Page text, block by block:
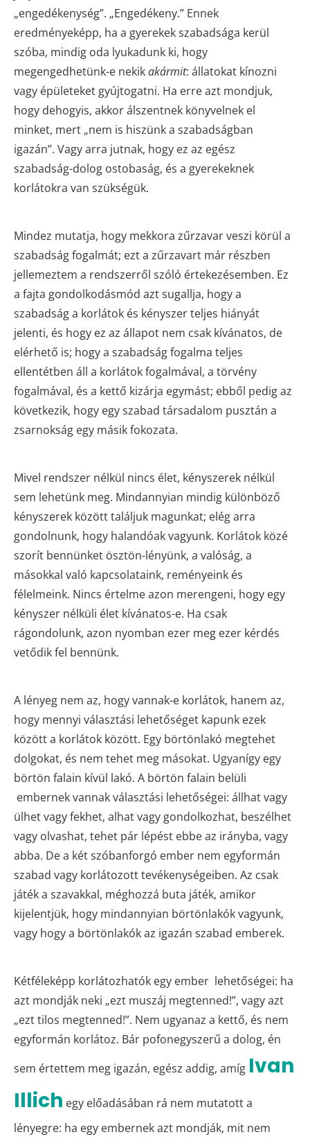
„engedékenység”. „Engedékeny.” Ennek
eredményeképp, ha a gyerekek szabadsága kerül
szóba, mindig oda lyukadunk ki, hogy
megengedhetünk-e nekikakármit: állatokat kínozni
vagy épületeket gyújtogatni. Ha erre azt mondjuk,
hogy dehogyis, akkor álszentnek könyvelnek el
minket, mert „nem is hiszünk a szabadságban
igazán”. Vagy arra jutnak, hogy ez az egész
szabadság-dolog ostobaság, és a gyerekeknek
korlátokra van szükségük.
Mindez mutatja, hogy mekkora zűrzavar veszi körül a
szabadság fogalmát; ezt a zűrzavart már részben
jellemeztem a rendszerről szóló értekezésemben. Ez
a fajta gondolkodásmód azt sugallja, hogy a
szabadság a korlátok és kényszer teljes hiányát
jelenti, és hogy ez az állapot nem csak kívánatos, de
elérhető is; hogy a szabadság fogalma teljes
ellentétben áll a korlátok fogalmával, a törvény
fogalmával, és a kettő kizárja egymást; ebből pedig az
következik, hogy egy szabad társadalom pusztán a
zsarnokság egy másik fokozata.
Mivel rendszer nélkül nincs élet, kényszerek nélkül
sem lehetünk meg. Mindannyian mindig különböző
kényszerek között találjuk magunkat; elég arra
gondolnunk, hogy halandóak vagyunk. Korlátok közé
szorít bennünket ösztön-lényünk, a valóság, a
másokkal való kapcsolataink, reményeink és
félelmeink. Nincs értelme azon merengeni, hogy egy
kényszer nélküli élet kívánatos-e. Ha csak
rágondolunk, azon nyomban ezer meg ezer kérdés
vetődik fel bennünk.
A lényeg nem az, hogy vannak-e korlátok, hanem az,
hogy mennyi választási lehetőséget kapunk ezek
között a korlátok között. Egy börtönlakó megtehet
dolgokat, és nem tehet meg másokat. Ugyanígy egy
börtön falain kívül lakó. A börtön falain belüli
embernek vannak választási lehetőségei: állhat vagy
ülhet vagy fekhet, alhat vagy gondolkozhat, beszélhet
vagy olvashat, tehet pár lépést ebbe az irányba, vagy
abba. De a két szóbanforgó ember nem egyformán
szabad vagy korlátozott tevékenységeiben. Az csak
játék a szavakkal, méghozzá buta játék, amikor
kijelentjük, hogy mindannyian börtönlakók vagyunk,
vagy hogy a börtönlakók az igazán szabad emberek.
Kétféleképp korlátozhatók egy ember lehetőségei: ha
azt mondják neki „ezt muszáj megtenned!”, vagy azt
„ezt tilos megtenned!”. Nem ugyanaz a kettő, és nem
egyformán korlátoz. Bár pofonegyszerű a dolog, én
sem értettem meg igazán, egész addig, amíg Ivan
Illich egy előadásában rá nem mutatott a
lényegre: ha egy embernek azt mondják, mit nem